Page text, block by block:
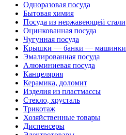
Одноразовая посуда
Бытовая химия
Посуда из нержавеющей стали
Оцинкованная посуда
Чугунная посуда
Крышки — банки — машинки
Эмалированная посуда
Алюминиевая посуда
Канцелярия
Керамика, доломит
Изделия из пластмассы
Стекло, хрусталь
Трикотаж
Хозяйственные товары
Диспенсеры